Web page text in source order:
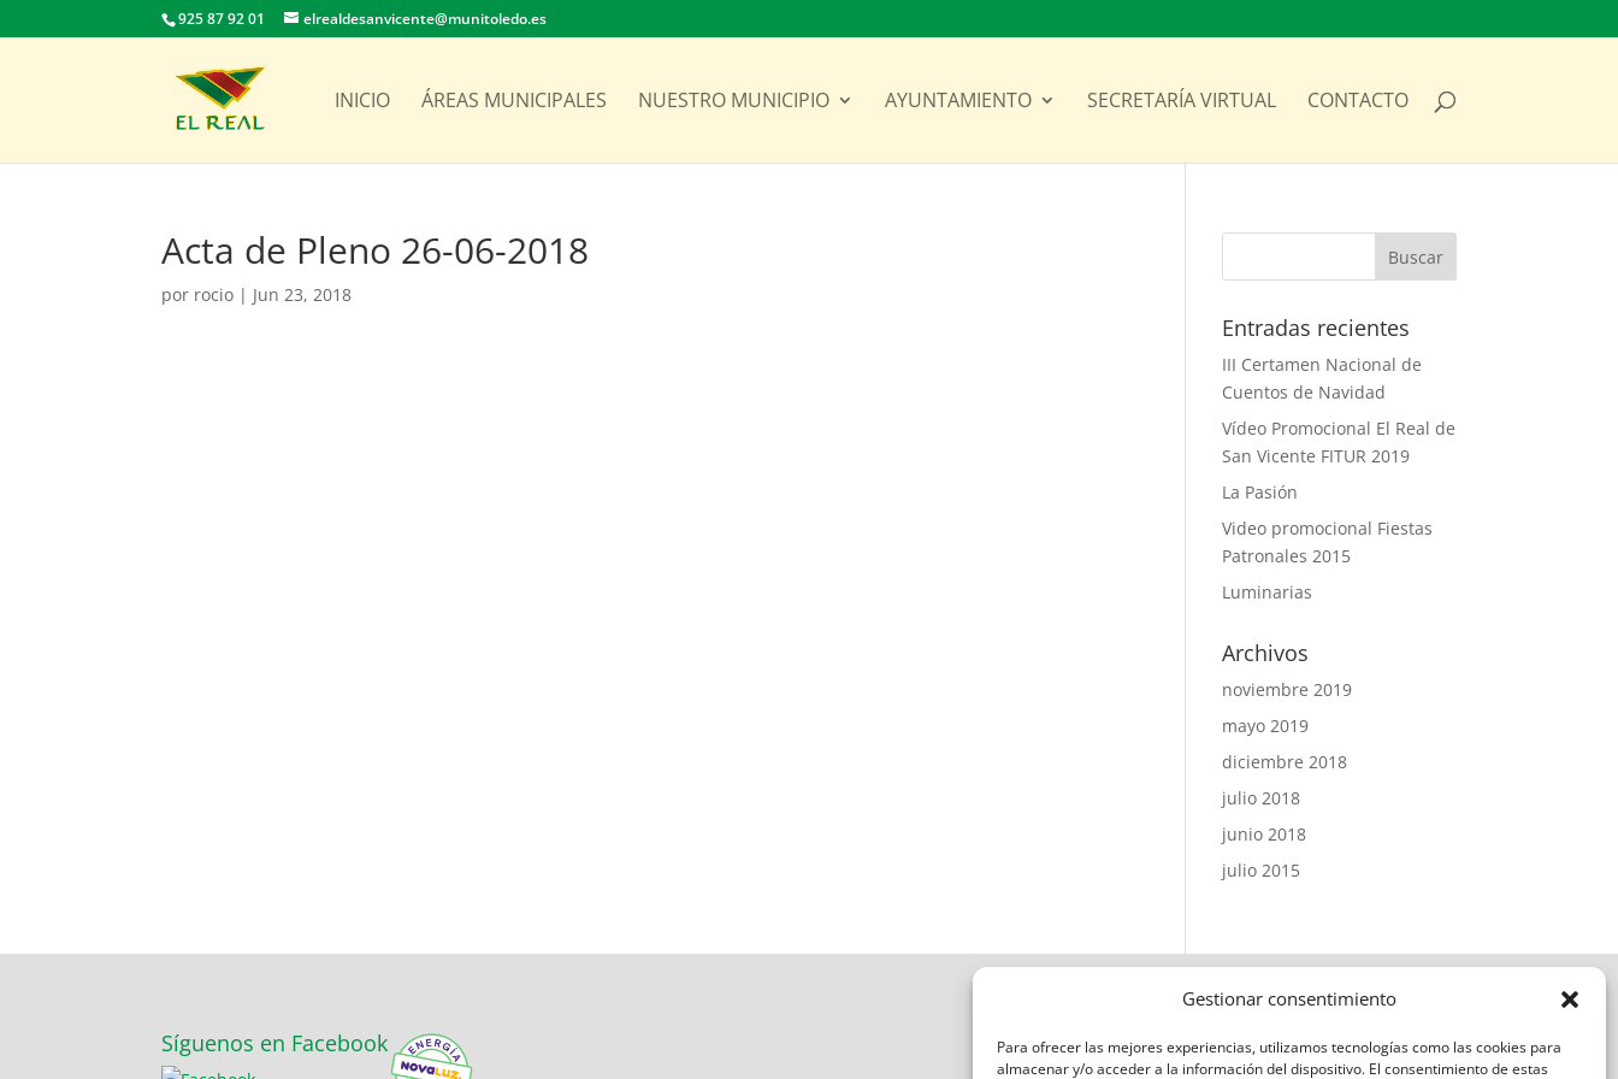
Gestionar consentimiento
Para ofrecer las mejores experiencias, utilizamos tecnologías como las cookies para
almacenar y/o acceder a la información del dispositivo. El consentimiento de estas
925 87 92 01 elrealdesanvicente@munitoledo.es
INICIO ÁREAS MUNICIPALES NUESTRO MUNICIPIO AYUNTAMIENTO SECRETARÍA VIRTUAL CONTACTO
Acta de Pleno 26-06-2018
por rocio | Jun 23, 2018
Entradas recientes
III Certamen Nacional de
Cuentos de Navidad
Vídeo Promocional El Real de
San Vicente FITUR 2019
La Pasión
Video promocional Fiestas
Patronales 2015
Luminarias
Archivos
noviembre 2019
mayo 2019
diciembre 2018
julio 2018
junio 2018
julio 2015
Síguenos en Facebook